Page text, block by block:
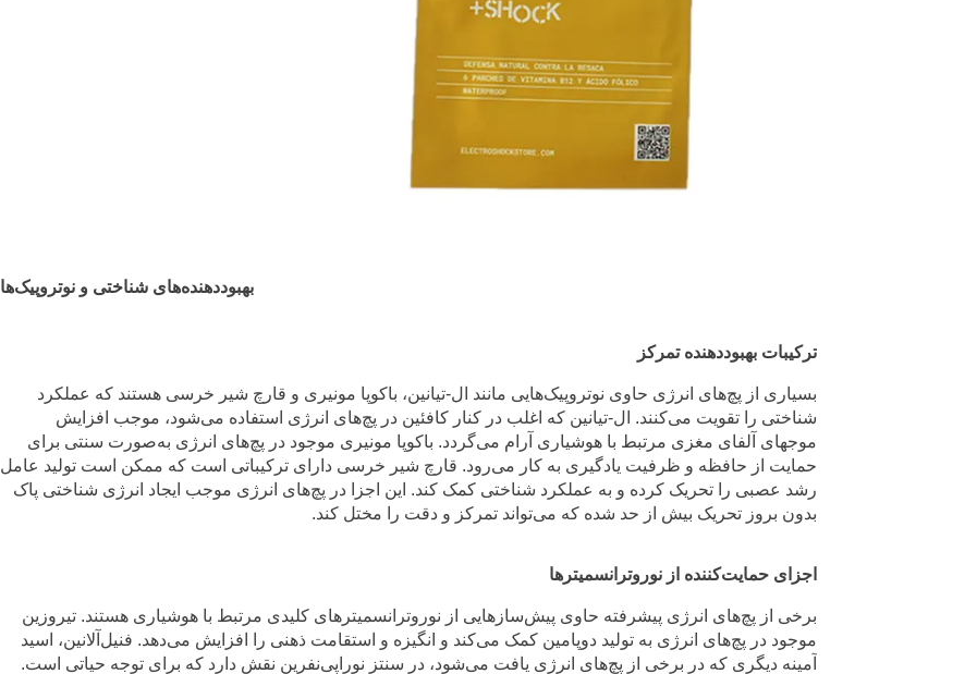
بهبوددهنده‌های شناختی و نوتروپیک‌ها
ترکیبات بهبوددهنده تمرکز
بسیاری از پچ‌های انرژی حاوی نوتروپیک‌هایی مانند ال-تیانین، باکوپا مونیری و قارچ شیر خرسی هستند که عملکرد
شناختی را تقویت می‌کنند. ال-تیانین که اغلب در کنار کافئین در پچ‌های انرژی استفاده می‌شود، موجب افزایش
موجهای آلفای مغزی مرتبط با هوشیاری آرام می‌گردد. باکوپا مونیری موجود در پچ‌های انرژی به‌صورت سنتی برای
حمایت از حافظه و ظرفیت یادگیری به کار می‌رود. قارچ شیر خرسی دارای ترکیباتی است که ممکن است تولید عامل
رشد عصبی را تحریک کرده و به عملکرد شناختی کمک کند. این اجزا در پچ‌های انرژی موجب ایجاد انرژی شناختی پاک
بدون بروز تحریک بیش از حد شده که می‌تواند تمرکز و دقت را مختل کند.
اجزای حمایت‌کننده از نوروترانسمیترها
برخی از پچ‌های انرژی پیشرفته حاوی پیش‌سازهایی از نوروترانسمیترهای کلیدی مرتبط با هوشیاری هستند. تیروزین
موجود در پچ‌های انرژی به تولید دوپامین کمک می‌کند و انگیزه و استقامت ذهنی را افزایش می‌دهد. فنیل‌آلانین، اسید
آمینه دیگری که در برخی از پچ‌های انرژی یافت می‌شود، در سنتز نوراپی‌نفرین نقش دارد که برای توجه حیاتی است.